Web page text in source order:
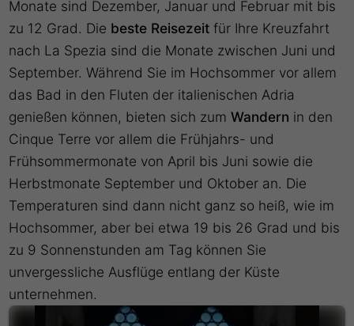
Monate sind Dezember, Januar und Februar mit bis
zu 12 Grad. Die beste Reisezeit für Ihre Kreuzfahrt
nach La Spezia sind die Monate zwischen Juni und
September. Während Sie im Hochsommer vor allem
das Bad in den Fluten der italienischen Adria
genießen können, bieten sich zumWandern in den
Cinque Terre vor allem die Frühjahrs- und
Frühsommermonate von April bis Juni sowie die
Herbstmonate September und Oktober an. Die
Temperaturen sind dann nicht ganz so heiß, wie im
Hochsommer, aber bei etwa 19 bis 26 Grad und bis
zu 9 Sonnenstunden am Tag können Sie
unvergessliche Ausflüge entlang der Küste
unternehmen.